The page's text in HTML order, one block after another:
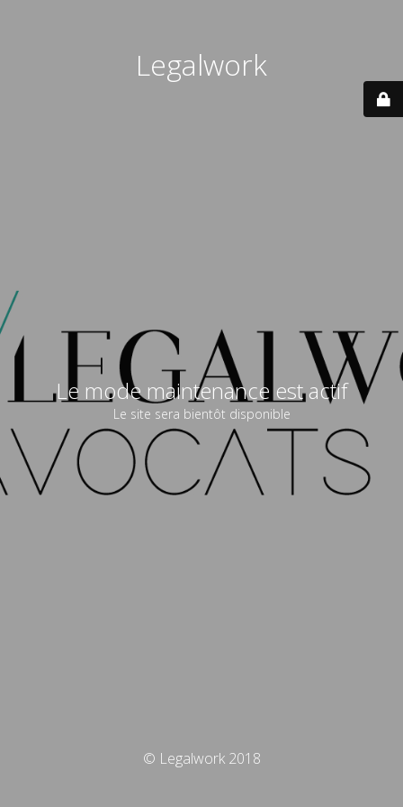
Legalwork
Le mode maintenance est actif
Le site sera bientôt disponible
© Legalwork 2018